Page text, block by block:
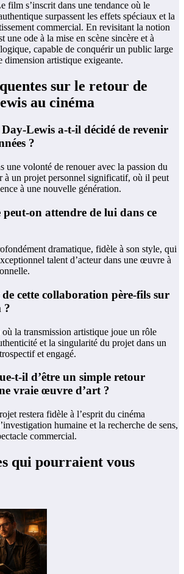
film s’inscrit dans une tendance où le
surpassent les effets spéciaux et la
commercial. En revisitant la notion
une ode à la mise en scène sincère et à
capable de conquérir un public large
dimension artistique exigeante.
sur le retour de
au cinéma
Lewis a-t-il décidé de revenir
?
une volonté de renouer avec la passion du
à un projet personnel significatif, où il peut
à une nouvelle génération.
on attendre de lui dans ce
dramatique, fidèle à son style, qui
talent d’acteur dans une œuvre à
de cette collaboration père-fils sur
?
la transmission artistique joue un rôle
et la singularité du projet dans un
et engagé.
t-il d’être un simple retour
vraie œuvre d’art ?
restera fidèle à l’esprit du cinéma
humaine et la recherche de sens,
commercial.
qui pourraient vous